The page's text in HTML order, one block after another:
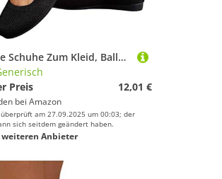
Flache Schuhe Zum Kleid, Ballerinas Damen Elegant Barfuss Sommerschuhe Balerinaschuhe Flache Riemchen Ballerina Schuhe Sneaker Sportlich Super Weiche Und Bequeme Damenschuhe, Schwarz, 40
Preis
12,01 €
bei Amazon
am 27.09.2025 um 00:03; der
sich seitdem geändert haben.
weiteren Anbieter